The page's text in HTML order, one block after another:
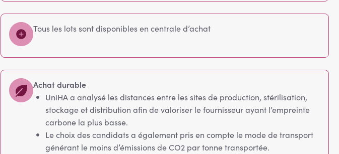
Tous les lots sont disponibles en centrale d’achat
Achat durable
UniHA a analysé les distances entre les sites de production, stérilisation,
stockage et distribution afin de valoriser le fournisseur ayant l’empreinte
carbone la plus basse.
Le choix des candidats a également pris en compte le mode de transport
générant le moins d’émissions de CO2 par tonne transportée.